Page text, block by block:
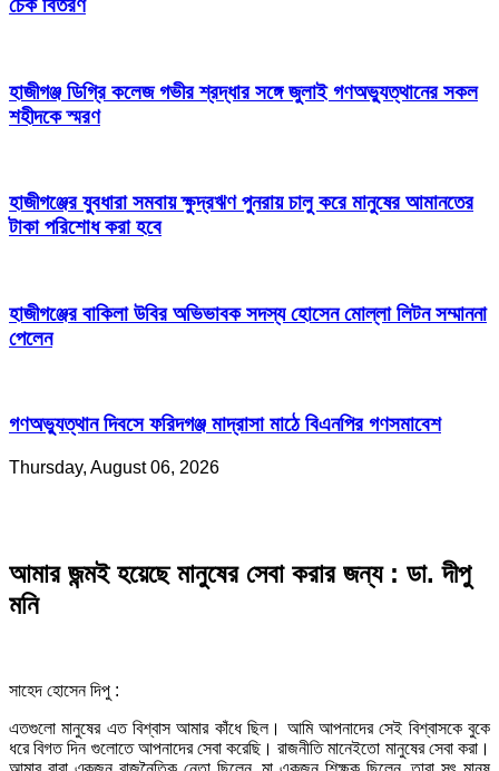
চেক বিতরণ
হাজীগঞ্জ ডিগ্রি কলেজ গভীর শ্রদ্ধার সঙ্গে জুলাই গণঅভ্যুত্থানের সকল
শহীদকে স্মরণ
হাজীগঞ্জের যুবধারা সমবায় ক্ষুদ্রঋণ পুনরায় চালু করে মানুষের আমানতের
টাকা পরিশোধ করা হবে
হাজীগঞ্জের বাকিলা উবির অভিভাবক সদস্য হোসেন মোল্লা লিটন সম্মাননা
পেলেন
গণঅভ্যুত্থান দিবসে ফরিদগঞ্জ মাদ্রাসা মাঠে বিএনপির গণসমাবেশ
Thursday, August 06, 2026
আমার জন্মই হয়েছে মানুষের সেবা করার জন্য : ডা. দীপু
মনি
সাহেদ হোসেন দিপু :
এতগুলো মানুষের এত বিশ্বাস আমার কাঁধে ছিল। আমি আপনাদের সেই বিশ্বাসকে বুকে
ধরে বিগত দিন গুলোতে আপনাদের সেবা করেছি। রাজনীতি মানেইতো মানুষের সেবা করা।